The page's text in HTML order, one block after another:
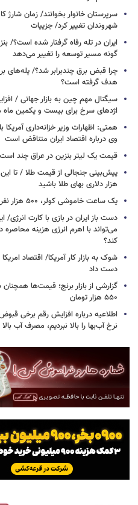
سرپرستان خانوار بخوانند/ زمان شارژ
شهروندان تغییر کرد/ جزییات
ایران در تله رفاه گرفتار شده است؟/
گونه مسیر توسعه را تغییر می‌دهد
چرا قبض برق چندبرابر شد؟/ پله‌های
هدف گرفته است؟
سیگنال‌ مهم چین به بازار جهانی /
اژدهای سرخ برای بیست و یکمین ماه
همتی: اظهارات وزیر خزانه‌داری آمریکا
وی درباره اقتصاد ایران متناقض است
قیمت یک لیتر بنزین در عراق چند
پیش‌بینی جنجالی از قیمت طلا / تا
هزار دلاری بهای طلا باشید
یک ساعت خاموشی کولر، ۵۰۰ هزار نفر را سیراب می‌کند
دست باز ایران در بازی با کارت انرژی/
می‌تواند با اهرم انرژی‌ هزینه محاصره
کند؟
دست داد
۵۵۰ هزار تومان
اطلاعیه درباره افزایش رقم برخی
نرخ آب‌بها را بالا نبردیم، مصرف آب